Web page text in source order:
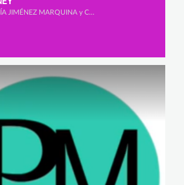
Secundaria, MARÍA JIMÉNEZ MARQUINA y CELIA MUÑOZ ROMERO